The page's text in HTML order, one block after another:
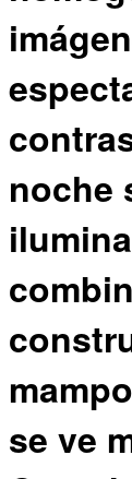
noche
se ve